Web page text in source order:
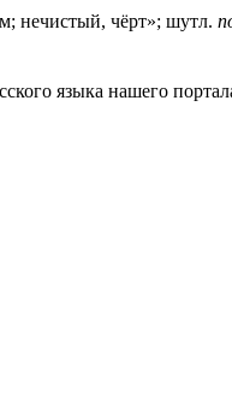
нечистый, чёрт»; шутл.
языка нашего